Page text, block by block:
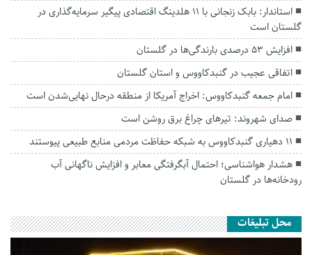
استاندار: بابک زنجانی با ۱۱ هلدینگ اقتصادی پیگیر سرمایه‌گذاری در
گلستان است
افزایش ۵۳ درصدی بارندگی‌ها در گلستان
اتفاقی عجیب در‌ گنبدکاووس و استان گلستان
امام جمعه گنبدکاووس: اخراج آمریکا از منطقه درحال نهایی‌شدن است
صدای شهروند: تیرهای چراغ برق روشن است
۱۱ دهیاری گنبدکاووس به شبکه حفاظت مردمی منابع طبیعی پیوستند
هشدار هواشناسی؛ احتمال آبگرفتگی معابر و افزایش ناگهانی آب
رودخانه‌ها در گلستان
محل تبلیغات